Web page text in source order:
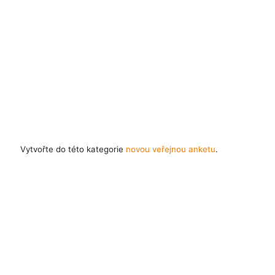
Vytvořte do této kategorie novou veřejnou anketu.